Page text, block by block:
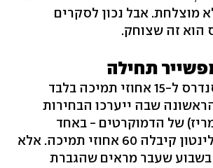
מוצלחת. אבל נכון לסקרים
הוא זה שצוחק.
תחילה
בחודש מאי זכה סנדרס ל-15 אחוזי תמיכה בלבד
שבה ייערכו הבחירות
של הדמוקרטים - באחד
בפברואר 2016. קלינטון קיבלה 60 אחוזי תמיכה. אלא
שעבר מראים שהגברת